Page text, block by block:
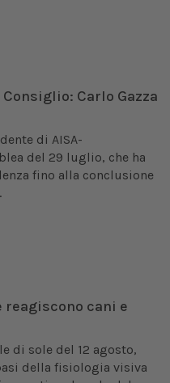
Carlo Gazza
di AISA-
del 29 luglio, che ha
fino alla conclusione
reagiscono cani e
di sole del 12 agosto,
della fisiologia visiva